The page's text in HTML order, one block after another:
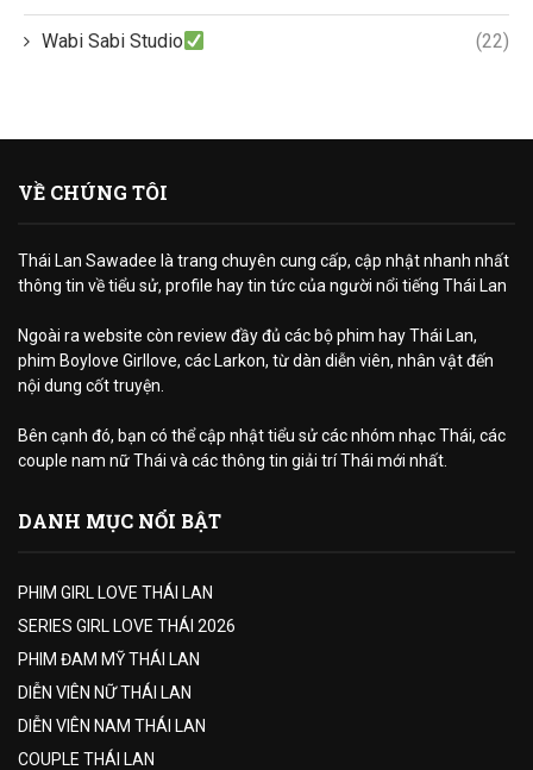
Wabi Sabi Studio (22)
VỀ CHÚNG TÔI
Thái Lan Sawadee là trang chuyên cung cấp, cập nhật nhanh nhất
thông tin về tiểu sử, profile hay tin tức của người nổi tiếng Thái Lan
Ngoài ra website còn review đầy đủ các bộ phim hay Thái Lan,
phim Boylove Girllove, các Larkon, từ dàn diễn viên, nhân vật đến
nội dung cốt truyện.
Bên cạnh đó, bạn có thể cập nhật tiểu sử các nhóm nhạc Thái, các
couple nam nữ Thái và các thông tin giải trí Thái mới nhất.
DANH MỤC NỔI BẬT
PHIM GIRL LOVE THÁI LAN
SERIES GIRL LOVE THÁI 2026
PHIM ĐAM MỸ THÁI LAN
DIỄN VIÊN NỮ THÁI LAN
DIỄN VIÊN NAM THÁI LAN
COUPLE THÁI LAN